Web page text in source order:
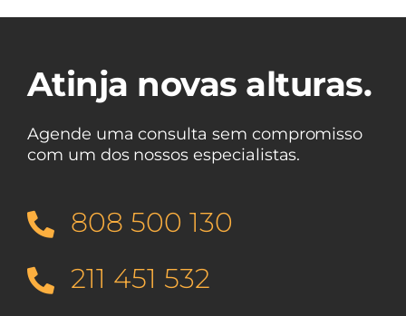
Atinja novas alturas.
Agende uma consulta sem compromisso
com um dos nossos especialistas.
808 500 130
211 451 532